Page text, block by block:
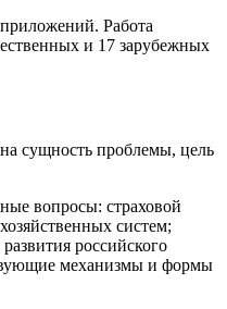
Работа
и 17 зарубежных
сущность проблемы, цель
вопросы: страховой
систем;
российского
механизмы и формы